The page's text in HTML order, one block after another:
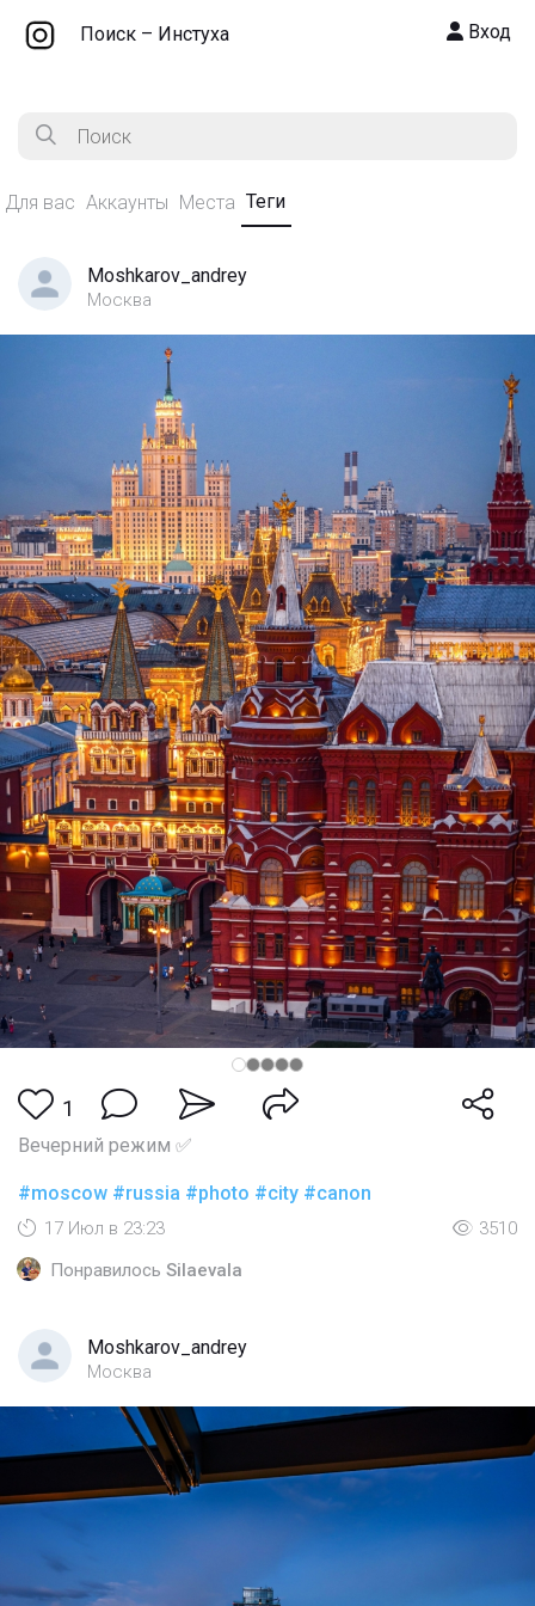
Поиск – Инстуха Вход
Для вас Аккаунты Места Теги
Moshkarov_andrey
Москва
1
Вечерний режим ✅
#moscow #russia #photo #city #canon
17 Июл в 23:23
3510
Понравилось Silaevala
Moshkarov_andrey
Москва